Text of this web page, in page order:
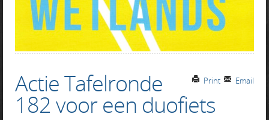
Email
Print
Actie Tafelronde
182 voor een duofiets